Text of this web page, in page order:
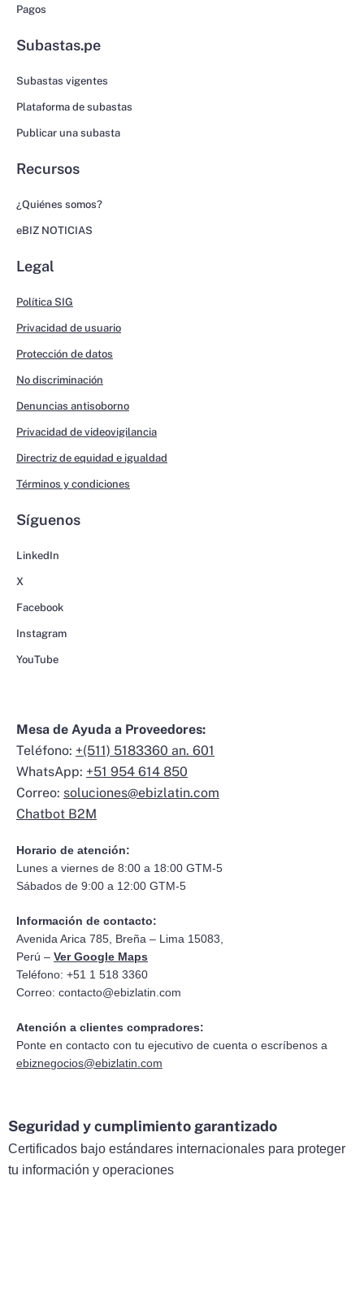
Pagos
Subastas.pe
Subastas vigentes
Plataforma de subastas
Publicar una subasta
Recursos
¿Quiénes somos?
eBIZ NOTICIAS
Legal
Política SIG
Privacidad de usuario
Protección de datos
No discriminación
Denuncias antisoborno
Privacidad de videovigilancia
Directriz de equidad e igualdad
Términos y condiciones
Síguenos
LinkedIn
X
Facebook
Instagram
YouTube
Mesa de Ayuda a Proveedores:
Teléfono: +(511) 5183360 an. 601
WhatsApp: +51 954 614 850
Correo: soluciones@ebizlatin.com
Chatbot B2M
Horario de atención:
Lunes a viernes de 8:00 a 18:00 GTM-5
Sábados de 9:00 a 12:00 GTM-5
Información de contacto:
Avenida Arica 785, Breña – Lima 15083,
Perú – Ver Google Maps
Teléfono: +51 1 518 3360
Correo: contacto@ebizlatin.com
Atención a clientes compradores:
Ponte en contacto con tu ejecutivo de cuenta o escríbenos a
ebiznegocios@ebizlatin.com
Seguridad y cumplimiento garantizado
Certificados bajo estándares internacionales para proteger
tu información y operaciones